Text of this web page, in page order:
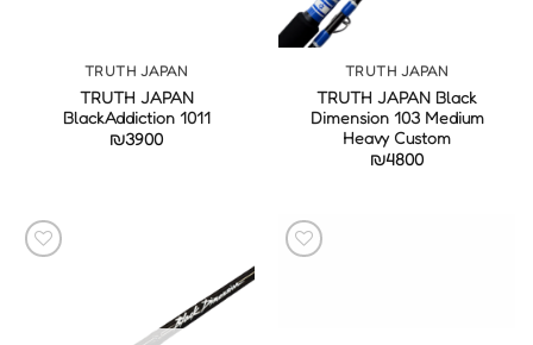
TRUTH JAPAN
TRUTH JAPAN Black
Dimension 103 Medium
Heavy Custom
₪4800
TRUTH JAPAN
TRUTH JAPAN
BlackAddiction 1011
₪3900